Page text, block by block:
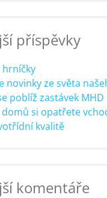
příspěvky
hrníčky
novinky ze světa
poblíž zastávek MHD
domů si opatřete
kvalitě
komentáře